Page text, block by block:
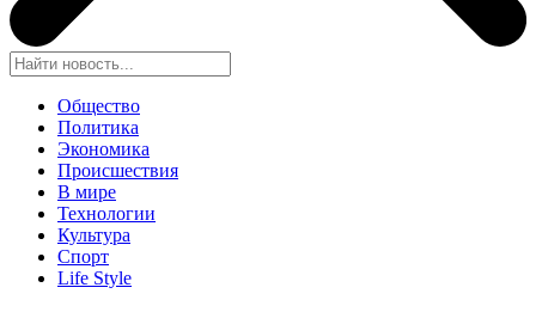
Общество
Политика
Экономика
Происшествия
В мире
Технологии
Культура
Спорт
Life Style